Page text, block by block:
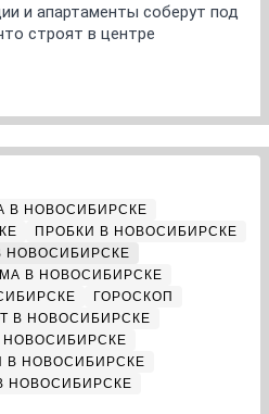
и апартаменты соберут под
строят в центре
В НОВОСИБИРСКЕ
ПРОБКИ В НОВОСИБИРСКЕ
НОВОСИБИРСКЕ
В НОВОСИБИРСКЕ
ГОРОСКОП
В НОВОСИБИРСКЕ
НОВОСИБИРСКЕ
В НОВОСИБИРСКЕ
НОВОСИБИРСКЕ